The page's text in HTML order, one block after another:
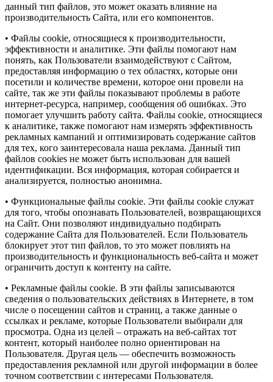
данный тип файлов, это может оказать влияние на
производительность Сайта, или его компонентов.
• Файлы cookie, относящиеся к производительности,
эффективности и аналитике. Эти файлы помогают нам
понять, как Пользователи взаимодействуют с Сайтом,
предоставляя информацию о тех областях, которые они
посетили и количестве времени, которое они провели на
сайте, так же эти файлы показывают проблемы в работе
интернет-ресурса, например, сообщения об ошибках. Это
помогает улучшить работу сайта. Файлы cookie, относящиеся
к аналитике, также помогают нам измерять эффективность
рекламных кампаний и оптимизировать содержание сайтов
для тех, кого заинтересовала наша реклама. Данный тип
файлов cookies не может быть использован для вашей
идентификации. Вся информация, которая собирается и
анализируется, полностью анонимна.
• Функциональные файлы cookie. Эти файлы cookie служат
для того, чтобы опознавать Пользователей, возвращающихся
на Сайт. Они позволяют индивидуально подбирать
содержание Сайта для Пользователей. Если Пользователь
блокирует этот тип файлов, то это может повлиять на
производительность и функциональность веб-сайта и может
ограничить доступ к контенту на сайте.
• Рекламные файлы cookie. В эти файлы записываются
сведения о пользовательских действиях в Интернете, в том
числе о посещении сайтов и страниц, а также данные о
ссылках и рекламе, которые Пользователи выбирали для
просмотра. Одна из целей – отражать на веб-сайтах тот
контент, который наиболее полно ориентирован на
Пользователя. Другая цель — обеспечить возможность
предоставления рекламной или другой информации в более
точном соответствии с интересами Пользователя.